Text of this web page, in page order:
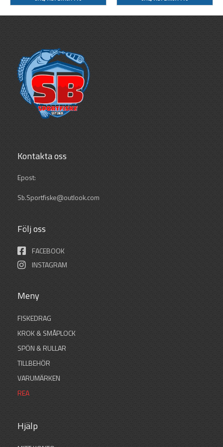
Kontakta oss
Epost:
Sb.Sportfiske@outlook.com
Följ oss
FACEBOOK
INSTAGRAM
Meny
FISKEDRAG
KROK & SMÅPLOCK
SPÖN & RULLAR
TILLBEHÖR
VARUMÄRKEN
REA
Hjälp